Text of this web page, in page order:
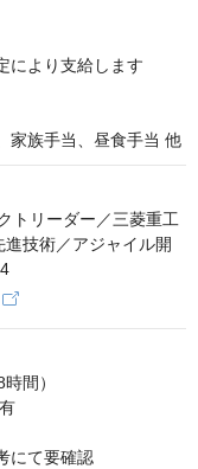
により支給します
家族手当、昼食手当 他
間）
にて要確認